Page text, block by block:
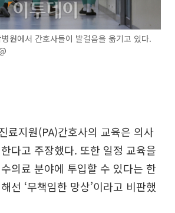
원에서 간호사들이 발걸음을 옮기고 있다.
료지원(PA)간호사의 교육은 의사
다고 주장했다. 또한 일정 교육을
의료 분야에 투입할 수 있다는 한
선 ‘무책임한 망상’이라고 비판했